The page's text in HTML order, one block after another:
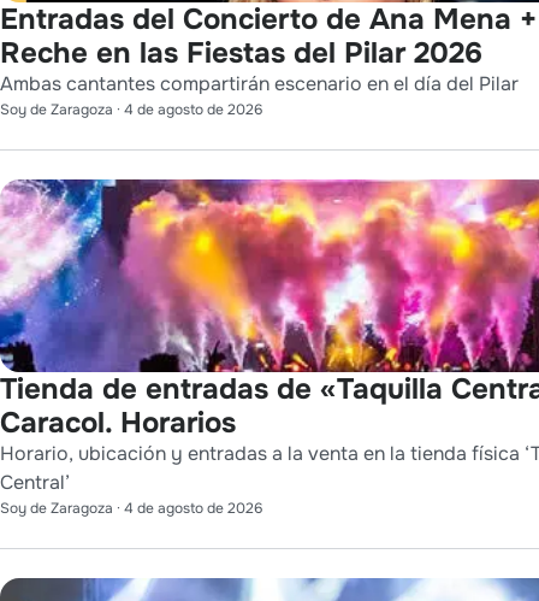
Entradas del Concierto de Ana Mena
Reche en las Fiestas del Pilar 2026
Ambas cantantes compartirán escenario en el día del Pilar
Soy de Zaragoza · 4 de agosto de 2026
Tienda de entradas de «Taquilla
Caracol. Horarios
Horario, ubicación y entradas a la venta en la tienda física
Central’
Soy de Zaragoza · 4 de agosto de 2026